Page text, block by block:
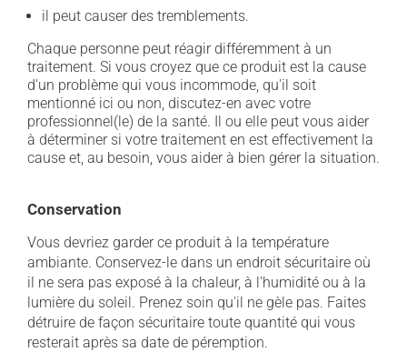
il peut causer des tremblements.
Chaque personne peut réagir différemment à un
traitement. Si vous croyez que ce produit est la cause
d'un problème qui vous incommode, qu'il soit
mentionné ici ou non, discutez-en avec votre
professionnel(le) de la santé. Il ou elle peut vous aider
à déterminer si votre traitement en est effectivement la
cause et, au besoin, vous aider à bien gérer la situation.
Conservation
Vous devriez garder ce produit à la température
ambiante. Conservez-le dans un endroit sécuritaire où
il ne sera pas exposé à la chaleur, à l'humidité ou à la
lumière du soleil. Prenez soin qu'il ne gèle pas. Faites
détruire de façon sécuritaire toute quantité qui vous
resterait après sa date de péremption.